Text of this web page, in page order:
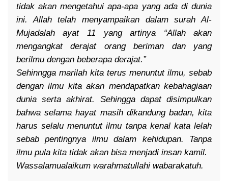
tidak akan mengetahui apa-apa yang ada di dunia
ini. Allah telah menyampaikan dalam surah Al-
Mujadalah ayat 11 yang artinya “Allah akan
mengangkat derajat orang beriman dan yang
berilmu dengan beberapa derajat.”
Sehinngga marilah kita terus menuntut ilmu, sebab
dengan ilmu kita akan mendapatkan kebahagiaan
dunia serta akhirat. Sehingga dapat disimpulkan
bahwa selama hayat masih dikandung badan, kita
harus selalu menuntut ilmu tanpa kenal kata lelah
sebab pentingnya ilmu dalam kehidupan. Tanpa
ilmu pula kita tidak akan bisa menjadi insan kamil.
Wassalamualaikum warahmatullahi wabarakatuh.